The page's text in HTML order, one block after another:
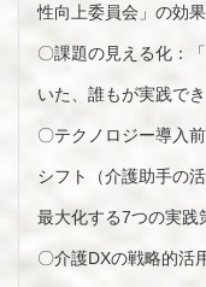
性向上委員会」の効
〇課題の見える化：
いた、誰もが実践で
〇テクノロジー導入
シフト（介護助手の
最大化する7つの実践
〇介護DXの戦略的活